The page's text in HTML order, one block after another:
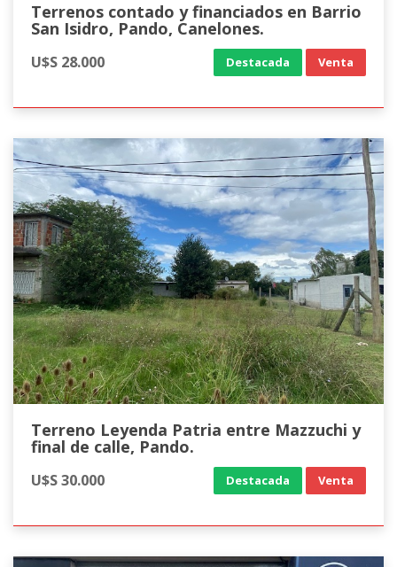
Terrenos contado y financiados en Barrio
San Isidro, Pando, Canelones.
U$S 28.000 Destacada Venta
Terreno Leyenda Patria entre Mazzuchi y
final de calle, Pando.
U$S 30.000 Destacada Venta